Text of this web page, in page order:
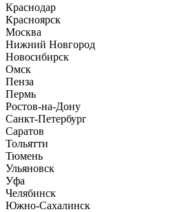
Краснодар
Красноярск
Москва
Нижний Новгород
Новосибирск
Омск
Пенза
Пермь
Ростов-на-Дону
Санкт-Петербург
Саратов
Тольятти
Тюмень
Ульяновск
Уфа
Челябинск
Южно-Сахалинск